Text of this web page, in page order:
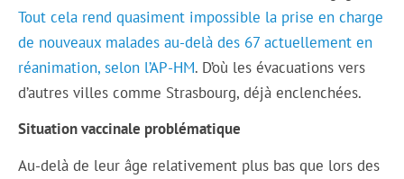
Tout cela rend quasiment impossible la prise en charge
de nouveaux malades au-delà des 67 actuellement en
réanimation, selon l’AP-HM. D’où les évacuations vers
d’autres villes comme Strasbourg, déjà enclenchées.
Situation vaccinale problématique
Au-delà de leur âge relativement plus bas que lors des